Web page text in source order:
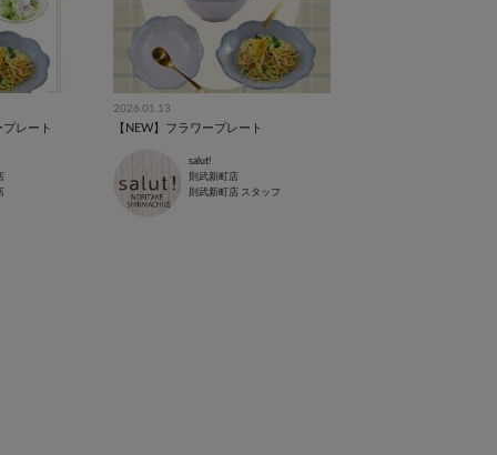
プレート
2026.01.13
【NEW】フラワープレート
salut!
則武新町店
則武新町店 スタッフ